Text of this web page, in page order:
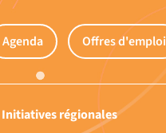
Agenda Offres d'emploi
Initiatives régionales